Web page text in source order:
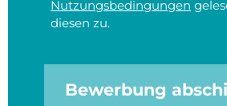
Nutzungsbedingungen
diesen zu.
Bewerbung